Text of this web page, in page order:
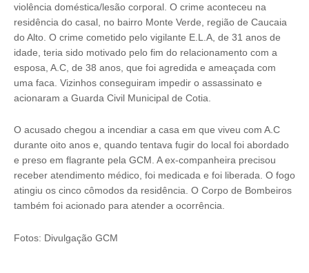
violência doméstica/lesão corporal. O crime aconteceu na
residência do casal, no bairro Monte Verde, região de Caucaia
do Alto. O crime cometido pelo vigilante E.L.A, de 31 anos de
idade, teria sido motivado pelo fim do relacionamento com a
esposa, A.C, de 38 anos, que foi agredida e ameaçada com
uma faca. Vizinhos conseguiram impedir o assassinato e
acionaram a Guarda Civil Municipal de Cotia.
O acusado chegou a incendiar a casa em que viveu com A.C
durante oito anos e, quando tentava fugir do local foi abordado
e preso em flagrante pela GCM. A ex-companheira precisou
receber atendimento médico, foi medicada e foi liberada. O fogo
atingiu os cinco cômodos da residência. O Corpo de Bombeiros
também foi acionado para atender a ocorrência.
Fotos: Divulgação GCM